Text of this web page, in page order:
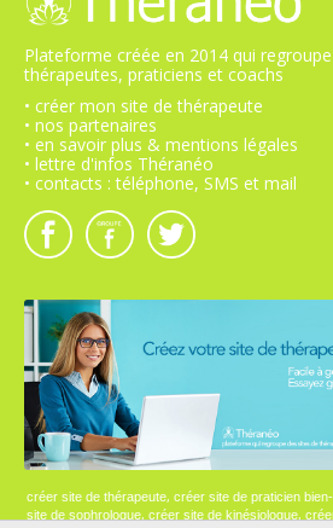
Plateforme créée en 2014 qui
thérapeutes, praticiens et coachs
• créer mon site de thérapeute
• nos partenaires
• en savoir plus & mentions légales
• lettre d'infos Théranéo
• contacts : téléphone, SMS et mail
créer site de thérapeute, créer site de praticien
site de sophrologue, créer site de kinésiologue,